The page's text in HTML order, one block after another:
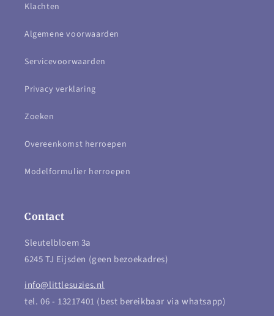
Klachten
Algemene voorwaarden
Servicevoorwaarden
Privacy verklaring
Zoeken
Overeenkomst herroepen
Modelformulier herroepen
Contact
Sleutelbloem 3a
6245 TJ Eijsden (geen bezoekadres)
info@littlesuzies.nl
tel. 06 - 13217401 (best bereikbaar via whatsapp)